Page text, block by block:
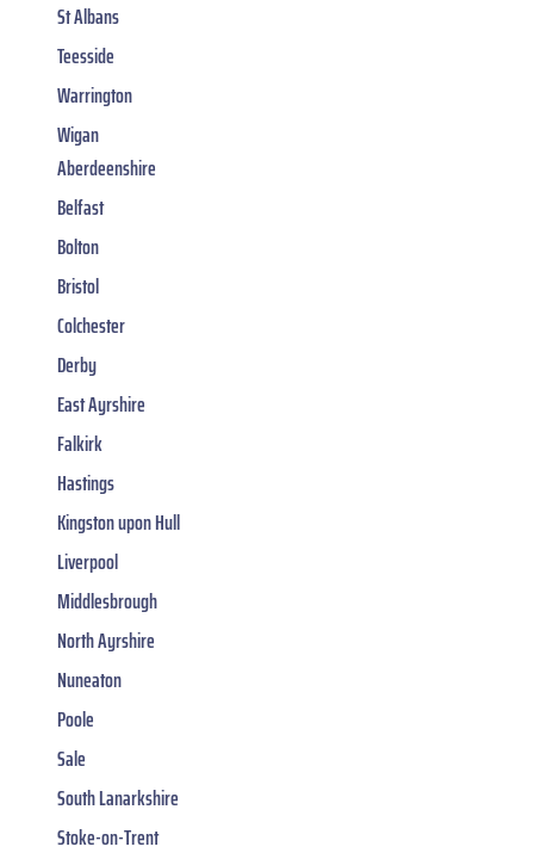
St Albans
Teesside
Warrington
Wigan
Aberdeenshire
Belfast
Bolton
Bristol
Colchester
Derby
East Ayrshire
Falkirk
Hastings
Kingston upon Hull
Liverpool
Middlesbrough
North Ayrshire
Nuneaton
Poole
Sale
South Lanarkshire
Stoke-on-Trent